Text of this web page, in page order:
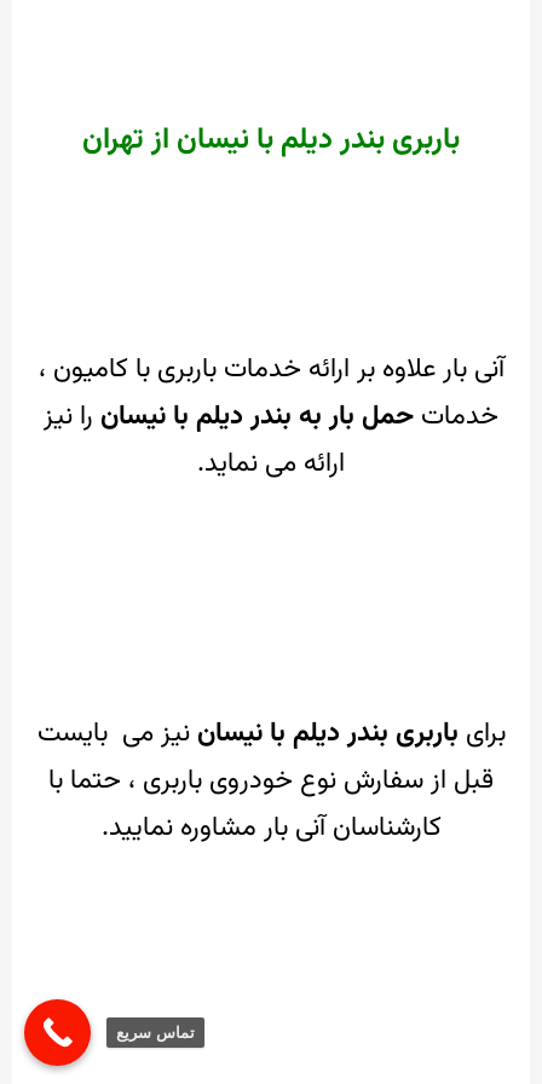
باربری بندر دیلم با نیسان از تهران
آنی بار علاوه بر ارائه خدمات باربری با کامیون ،
خدمات حمل بار به بندر دیلم با نیسان را نیز
ارائه می نماید.
برای باربری بندر دیلم با نیسان نیز می بایست
قبل از سفارش نوع خودروی باربری ، حتما با
کارشناسان آنی بار مشاوره نمایید.
تماس سریع